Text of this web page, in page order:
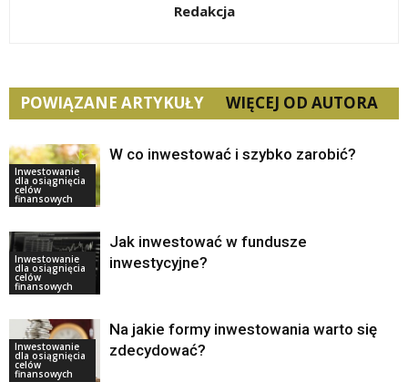
Redakcja
POWIĄZANE ARTYKUŁY WIĘCEJ OD AUTORA
Inwestowanie
dla osiągnięcia
celów
finansowych
W co inwestować i szybko zarobić?
Inwestowanie
dla osiągnięcia
celów
finansowych
Jak inwestować w fundusze
inwestycyjne?
Inwestowanie
dla osiągnięcia
celów
finansowych
Na jakie formy inwestowania warto się
zdecydować?